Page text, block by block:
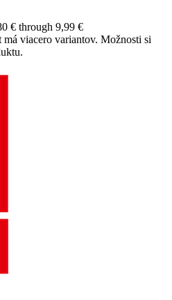
€ through 9,99 €
má viacero variantov. Možnosti si